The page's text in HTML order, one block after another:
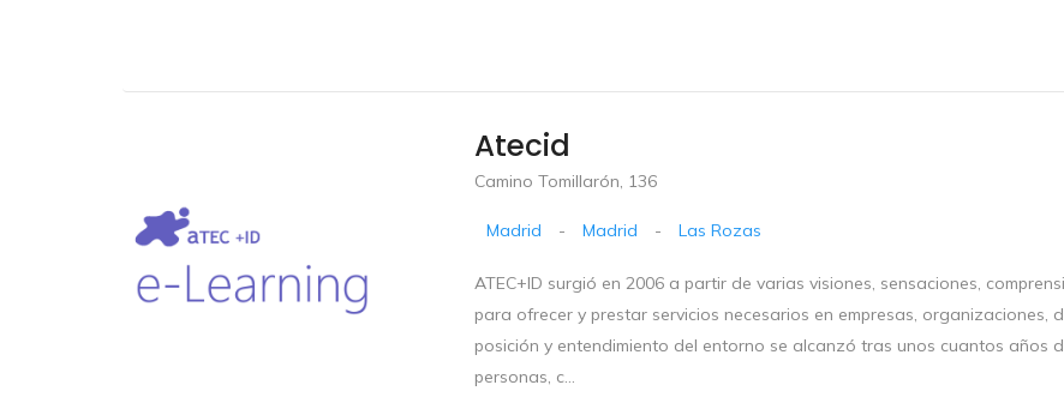
Atecid
Camino Tomillarón, 136
Madrid - Madrid - Las Rozas
ATEC+ID surgió en 2006 a partir de varias visiones, sensaciones,
para ofrecer y prestar servicios necesarios en empresas, organizaciones,
posición y entendimiento del entorno se alcanzó tras unos cuantos años
personas, c...